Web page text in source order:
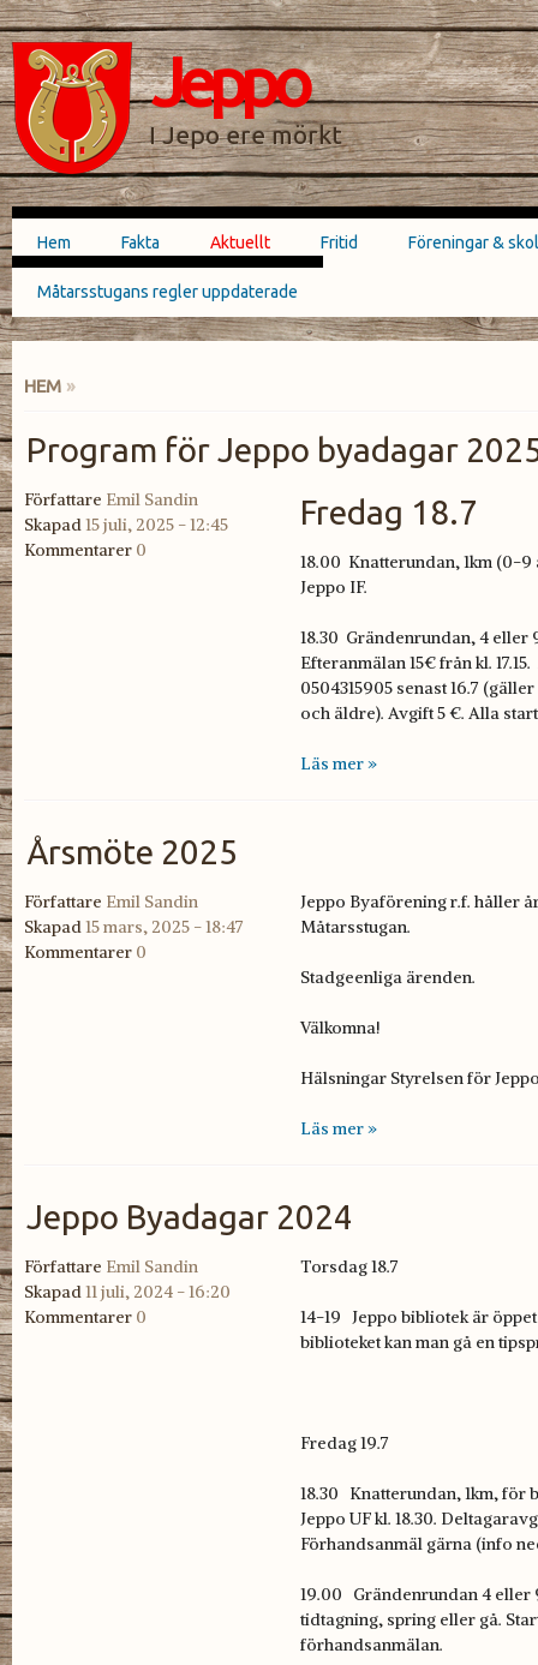
Hoppa till
huvudinnehåll
Skip to
navigation
Jeppo
I Jepo ere mörkt
SÖKFORMULÄR
Huvudmeny
Hem Fakta Aktuellt Fritid Föreningar &
Måtarsstugans regler uppdaterade
HEM »
Program för Jeppo byadagar
Författare Emil Sandin
Skapad15 juli, 2025 - 12:45
Kommentarer 0
Fredag 18.7
18.00 Knatterundan, 1km (0-
Jeppo IF.
18.30 Grändenrundan, 4 eller
Efteranmälan 15€ från kl.
0504315905 senast 16.7
och äldre). Avgift 5 €. Alla
Läs mer »
Årsmöte 2025
Författare Emil Sandin
Skapad15 mars, 2025 - 18:47
Kommentarer 0
Jeppo Byaförening r.f. håller
Måtarsstugan.
Stadgeenliga ärenden.
Välkomna!
Hälsningar Styrelsen för
Läs mer »
Jeppo Byadagar 2024
Författare Emil Sandin
Skapad11 juli, 2024 - 16:20
Kommentarer 0
Torsdag 18.7
14-19 Jeppo bibliotek är
biblioteket kan man gå en
Fredag 19.7
18.30 Knatterundan, 1km, för
Jeppo UF kl. 18.30.
Förhandsanmäl gärna (info
19.00 Grändenrundan 4 eller
tidtagning, spring eller gå.
förhandsanmälan.